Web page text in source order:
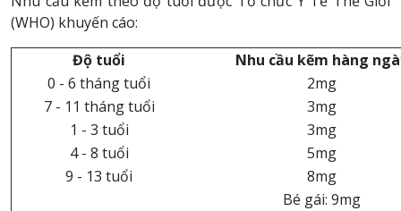
(WHO) khuyến cáo:
Độ tuổi
Nhu cầu kẽm hàng
0 - 6 tháng tuổi
2mg
7 - 11 tháng tuổi
3mg
1 - 3 tuổi
3mg
4 - 8 tuổi
5mg
9 - 13 tuổi
8mg
Bé gái: 9mg